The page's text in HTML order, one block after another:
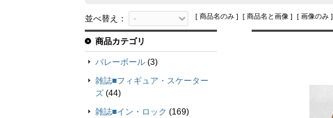
並べ替え： [ 商品名のみ ] [ 商品名と画像 ] [ 画像のみ ]
商品カテゴリ
バレーボール (3)
雑誌■フィギュア・スケーター
ズ (44)
雑誌■イン・ロック (169)